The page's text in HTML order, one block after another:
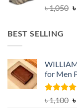
৳1,050 ৳
BEST SELLING
for Men
Rated
out of 5
৳1,100 ৳